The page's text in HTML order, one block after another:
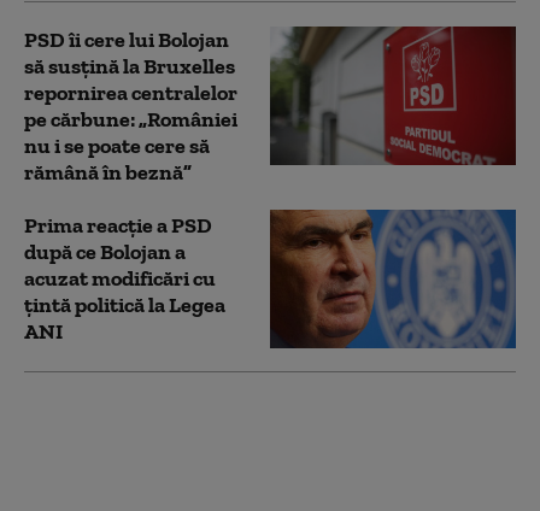
PSD îi cere lui Bolojan
să susțină la Bruxelles
repornirea centralelor
pe cărbune: „României
nu i se poate cere să
rămână în beznă”
Prima reacție a PSD
după ce Bolojan a
acuzat modificări cu
țintă politică la Legea
ANI